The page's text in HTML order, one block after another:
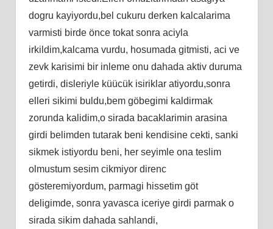
dogru kayiyordu,bel cukuru derken kalcalarima
varmisti birde önce tokat sonra aciyla
irkildim,kalcama vurdu, hosumada gitmisti, aci ve
zevk karisimi bir inleme onu dahada aktiv duruma
getirdi, disleriyle küücük isiriklar atiyordu,sonra
elleri sikimi buldu,bem göbegimi kaldirmak
zorunda kalidim,o sirada bacaklarimin arasina
girdi belimden tutarak beni kendisine cekti, sanki
sikmek istiyordu beni, her seyimle ona teslim
olmustum sesim cikmiyor direnc
gösteremiyordum, parmagi hissetim göt
deligimde, sonra yavasca iceriye girdi parmak o
sirada sikim dahada sahlandi,